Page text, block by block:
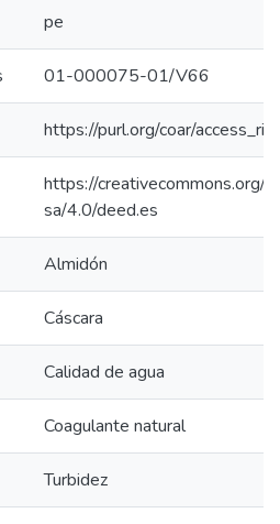
pe
01-000075-01/V66
https://purl.org/coar/
https://creativecommons.org/
sa/4.0/deed.es
Almidón
Cáscara
Calidad de agua
Coagulante natural
Turbidez